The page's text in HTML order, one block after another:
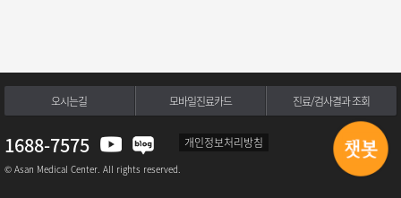
오시는길 모바일진료카드 진료/검사결과 조회
1688-7575 개인정보처리방침
© Asan Medical Center. All rights reserved.